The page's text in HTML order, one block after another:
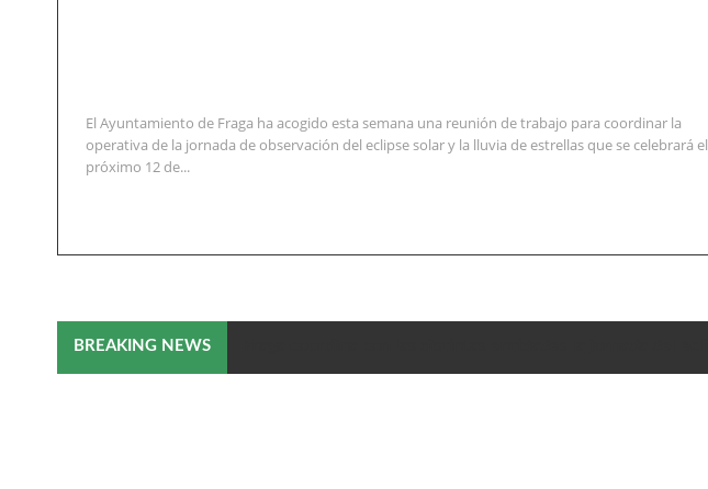
El Ayuntamiento de Fraga ha acogido esta semana una reunión de trabajo para coordinar la
operativa de la jornada de observación del eclipse solar y la lluvia de estrellas que se celebrará el
próximo 12 de...
BREAKING NEWS